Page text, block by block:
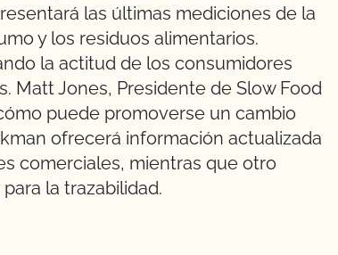
las últimas mediciones de la
y los residuos alimentarios.
la actitud de los consumidores
Matt Jones, Presidente de Slow Food
puede promoverse un cambio
ofrecerá información actualizada
comerciales, mientras que otro
la trazabilidad.